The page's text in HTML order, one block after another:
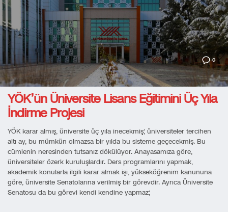
0
YÖK’ün Üniversite Lisans Eğitimini Üç Yıla
İndirme Projesi
YÖK karar almış, üniversite üç yıla inecekmiş; üniversiteler tercihen
altı ay, bu mümkün olmazsa bir yılda bu sisteme geçecekmiş. Bu
cümlenin neresinden tutsanız dökülüyor. Anayasamıza göre,
üniversiteler özerk kuruluşlardır. Ders programlarını yapmak,
akademik konularla ilgili karar almak işi, yükseköğrenim kanununa
göre, üniversite Senatolarına verilmiş bir görevdir. Ayrıca Üniversite
Senatosu da bu görevi kendi kendine yapmaz;